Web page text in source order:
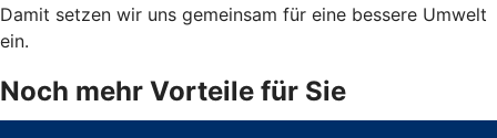
Damit setzen wir uns gemeinsam für eine bessere Umwelt
ein.
Noch mehr Vorteile für Sie